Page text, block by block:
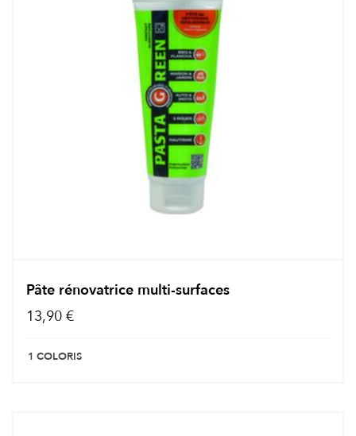
Pâte rénovatrice multi-surfaces
13,90 €
1 COLORIS